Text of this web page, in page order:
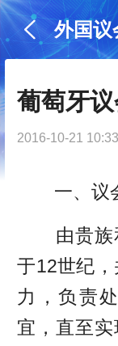
外国议
葡萄牙
2016-10-21
一、议
由贵族和
于12世纪
力，负责
宜，直至